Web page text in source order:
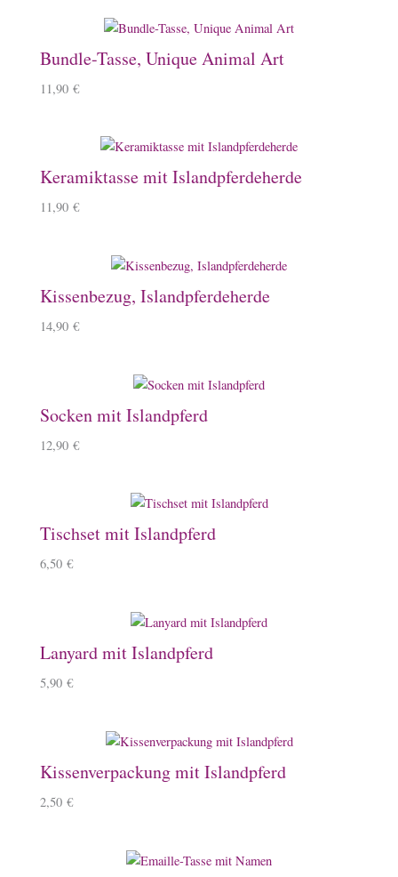
Bundle-Tasse, Unique Animal Art
11,90 €
Keramiktasse mit Islandpferdeherde
11,90 €
Kissenbezug, Islandpferdeherde
14,90 €
Socken mit Islandpferd
12,90 €
Tischset mit Islandpferd
6,50 €
Lanyard mit Islandpferd
5,90 €
Kissenverpackung mit Islandpferd
2,50 €